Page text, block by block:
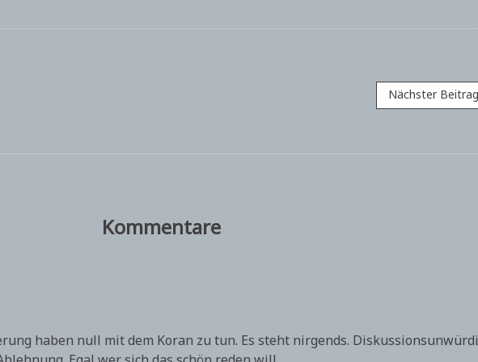
Nächster Beitrag
Kommentare
haben null mit dem Koran zu tun. Es steht nirgends.